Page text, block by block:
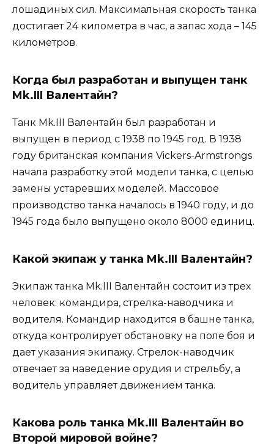
лошадиных сил. Максимальная скорость танка
достигает 24 километра в час, а запас хода – 145
километров.
Когда был разработан и выпущен танк
Mk.III Валентайн?
Танк Mk.III Валентайн был разработан и
выпущен в период с 1938 по 1945 год. В 1938
году британская компания Vickers-Armstrongs
начала разработку этой модели танка, с целью
замены устаревших моделей. Массовое
производство танка началось в 1940 году, и до
1945 года было выпущено около 8000 единиц.
Какой экипаж у танка Mk.III Валентайн?
Экипаж танка Mk.III Валентайн состоит из трех
человек: командира, стрелка-наводчика и
водителя. Командир находится в башне танка,
откуда контролирует обстановку на поле боя и
дает указания экипажу. Стрелок-наводчик
отвечает за наведение орудия и стрельбу, а
водитель управляет движением танка.
Какова роль танка Mk.III Валентайн во
Второй мировой войне?